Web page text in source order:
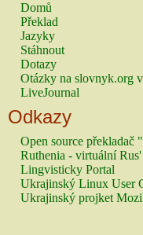
Domů
Překlad
Jazyky
Stáhnout
Dotazy
Otázky na slovnyk.org v
LiveJournal
Odkazy
Open source překladač
Ruthenia - virtuální Rus'
Lingvisticky Portal
Ukrajinský Linux User
Ukrajinský projket